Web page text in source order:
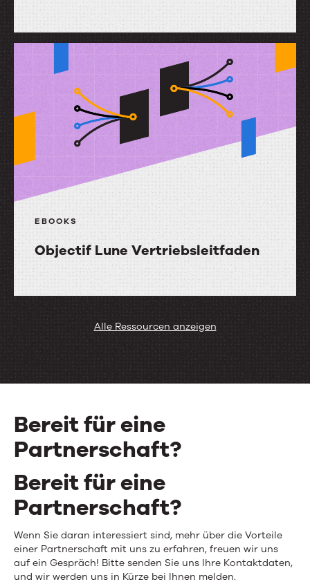
EBOOKS
Objectif Lune Vertriebsleitfaden
Vertriebsleitfaden
Alle Ressourcen anzeigen
Bereit für eine
Partnerschaft?
Bereit für eine
Partnerschaft?
Wenn Sie daran interessiert sind, mehr über die Vorteile
einer Partnerschaft mit uns zu erfahren, freuen wir uns
auf ein Gespräch! Bitte senden Sie uns Ihre Kontaktdaten,
und wir werden uns in Kürze bei Ihnen melden.